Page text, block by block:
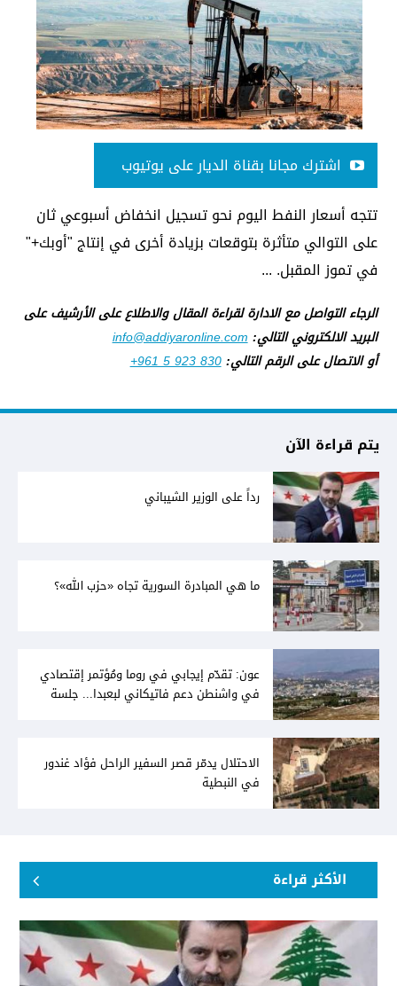
اشترك مجانا بقناة الديار على يوتيوب
تتجه أسعار النفط اليوم نحو تسجيل انخفاض أسبوعي ثان
على التوالي متأثرة بتوقعات بزيادة أخرى في إنتاج "أوبك+"
في تموز المقبل. ...
الرجاء التواصل مع الادارة لقراءة المقال والاطلاع على الأرشيف على
البريد الالكتروني التالي:info@addiyaronline.com
أو الاتصال على الرقم التالي:+961 5 923 830
يتم قراءة الآن
رداً على الوزير الشيباني
ما هي المبادرة السورية تجاه «حزب الله»؟
عون: تقدّم إيجابي في روما ومُؤتمر إقتصادي
في واشنطن دعم فاتيكاني لبعبدا... جلسة
الاحتلال يدمّر قصر السفير الراحل فؤاد غندور
في النبطية
الأكثر قراءة